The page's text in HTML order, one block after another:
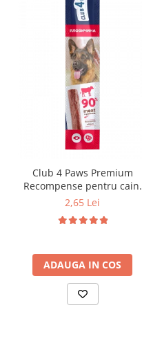
Club 4 Paws Premium
Recompense pentru caini
stick cu vita, 12g
2,65 Lei
ADAUGA IN COS